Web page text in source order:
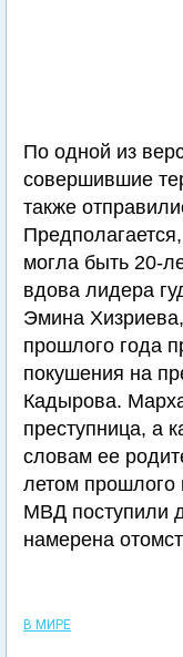
По одной из
совершившие
также
могла быть 20-
вдова лидера
Эмина
прошлого года
покушения на
Кадырова.
преступница, а
словам ее
летом прошлого
МВД поступили
намерена
В МИРЕ